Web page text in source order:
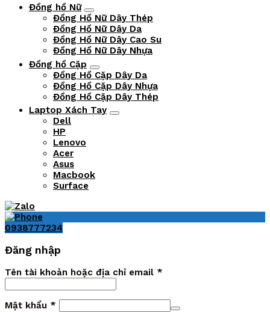
Đồng hồ Nữ
Đồng Hồ Nữ Dây Thép
Đồng Hồ Nữ Dây Da
Đồng Hồ Nữ Dây Cao Su
Đồng Hồ Nữ Dây Nhựa
Đồng hồ Cặp
Đồng Hồ Cặp Dây Da
Đồng Hồ Cặp Dây Nhựa
Đồng Hồ Cặp Dây Thép
Laptop Xách Tay
Dell
HP
Lenovo
Acer
Asus
Macbook
Surface
0938777234
Đăng nhập
Tên tài khoản hoặc địa chỉ email *
Mật khẩu *